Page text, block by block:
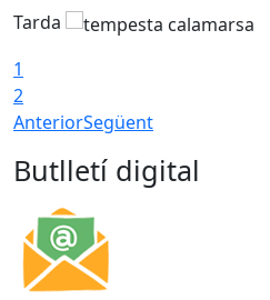
Tarda
1
2
AnteriorSegüent
Butlletí digital